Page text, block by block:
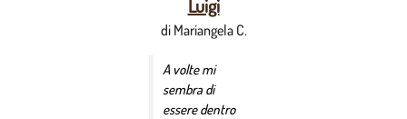
Luigi
di Mariangela C.
A volte mi
sembra di
essere dentro